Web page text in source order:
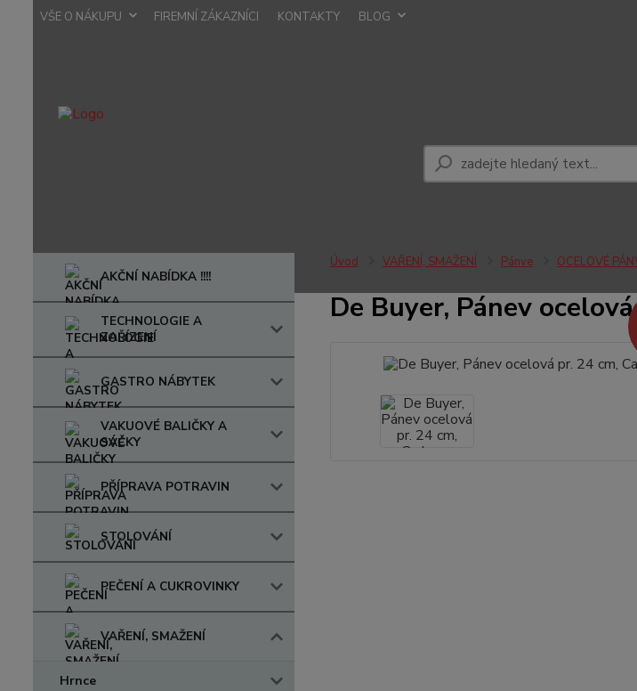
VŠE O NÁKUPU FIREMNÍ ZÁKAZNÍCI KONTAKTY BLOG
AKČNÍ NABÍDKA !!!!
TECHNOLOGIE A
ZAŘÍZENÍ
GASTRO NÁBYTEK
VAKUOVÉ BALIČKY A
SÁČKY
PŘÍPRAVA POTRAVIN
STOLOVÁNÍ
PEČENÍ A CUKROVINKY
VAŘENÍ, SMAŽENÍ
Hrnce
Úvod VAŘENÍ, SMAŽENÍ Pánve OCELOVÉ
De Buyer, Pánev